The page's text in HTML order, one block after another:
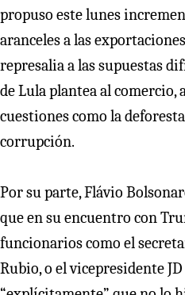
propuso este lunes
aranceles a las
represalia a las supuestas
de Lula plantea al comercio,
cuestiones como la
corrupción.
Por su parte, Flávio
que en su encuentro con
funcionarios como el
Rubio, o el vicepresidente